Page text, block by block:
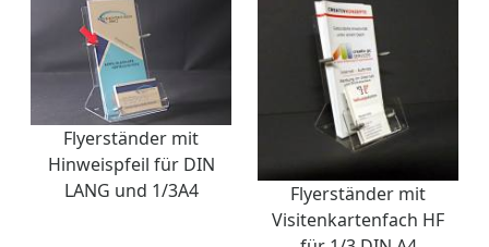
Flyerständer mit
Hinweispfeil für DIN
LANG und 1/3A4
Flyerständer mit
Visitenkartenfach HF